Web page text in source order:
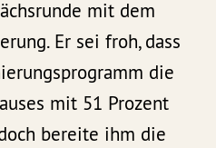
mit dem
Er sei froh, dass
die
mit 51 Prozent
bereite ihm die